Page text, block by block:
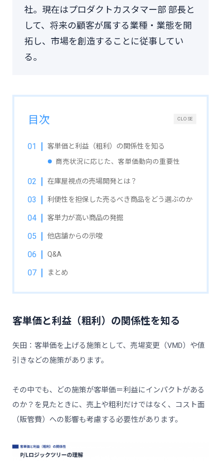
社。現在はプロダクトカスタマー部 部長と
して、将来の顧客が属する業種・業態を開
拓し、市場を創造することに従事してい
る。
CLOSE
目次
客単価と利益（粗利）の関係性を知る
商売状況に応じた、客単価動向の重要性
在庫屋視点の売場開発とは？
利便性を担保した売るべき商品をどう選ぶのか
客単力が高い商品の発掘
他店舗からの示唆
Q&A
まとめ
客単価と利益（粗利）の関係性を知る
矢田：客単価を上げる施策として、売場変更（VMD）や値
引きなどの施策があります。
その中でも、どの施策が客単価＝利益にインパクトがある
のか？を見たときに、売上や粗利だけではなく、コスト面
（販管費）への影響も考慮する必要性があります。